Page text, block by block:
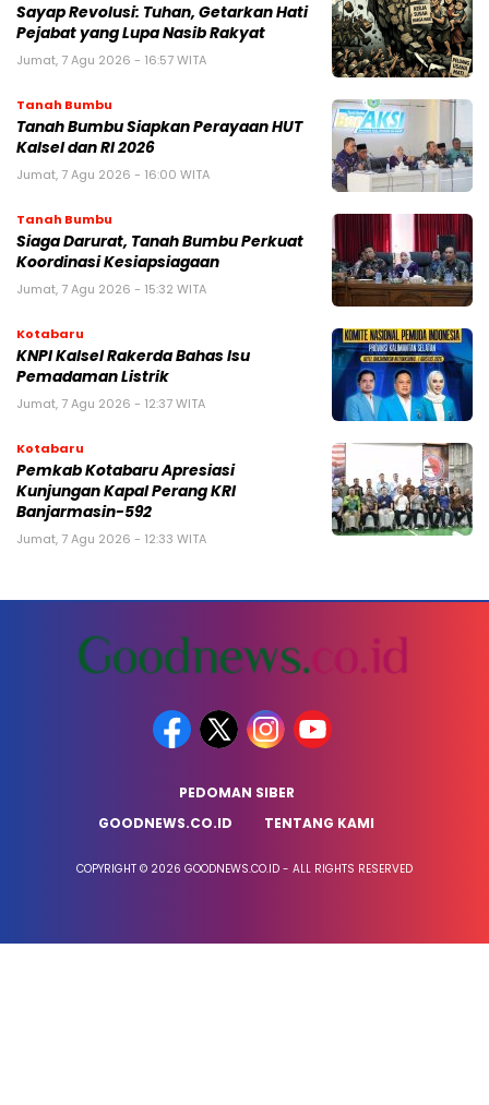
Sayap Revolusi: Tuhan, Getarkan Hati
Pejabat yang Lupa Nasib Rakyat
Jumat, 7 Agu 2026 - 16:57 WITA
Tanah Bumbu
Tanah Bumbu Siapkan Perayaan HUT
Kalsel dan RI 2026
Jumat, 7 Agu 2026 - 16:00 WITA
Tanah Bumbu
Siaga Darurat, Tanah Bumbu Perkuat
Koordinasi Kesiapsiagaan
Jumat, 7 Agu 2026 - 15:32 WITA
Kotabaru
KNPI Kalsel Rakerda Bahas Isu
Pemadaman Listrik
Jumat, 7 Agu 2026 - 12:37 WITA
Kotabaru
Pemkab Kotabaru Apresiasi
Kunjungan Kapal Perang KRI
Banjarmasin-592
Jumat, 7 Agu 2026 - 12:33 WITA
PEDOMAN SIBER
GOODNEWS.CO.ID
TENTANG KAMI
COPYRIGHT © 2026 GOODNEWS.CO.ID - ALL RIGHTS RESERVED